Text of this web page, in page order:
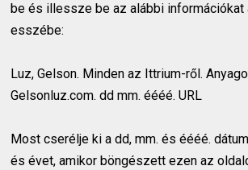
be és illessze be az alábbi információkat
esszébe:
Luz, Gelson. Minden az Ittrium-ről.
Gelsonluz.com. dd mm. éééé. URL
Most cserélje ki a dd, mm. és éééé.
és évet, amikor böngészett ezen az